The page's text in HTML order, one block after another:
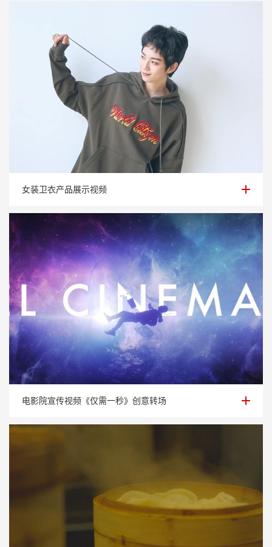
女装卫衣产品展示视频
女装卫衣产品展示视频
电影院宣传视频《仅需一秒》创意转场
电影院宣传视频《仅需一秒》创意转场